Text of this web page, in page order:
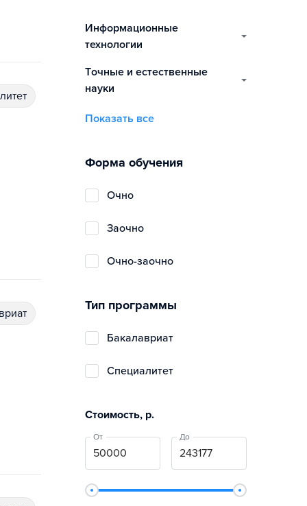
информационные
технологии
точные и естественные
науки
Показать все
Форма обучения
очно
заочно
очно-заочно
Тип программы
бакалавриат
специалитет
Стоимость, р.
От До